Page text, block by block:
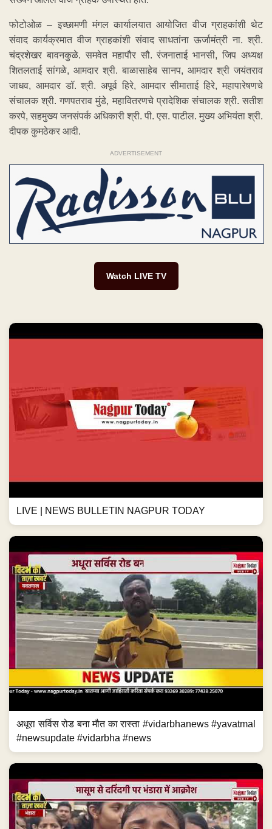
फोटोओळ – इच्छामणी मंगल कार्यालयात आयोजित वीज ग्राहकांशी थेट
संवाद कार्यक्रमात वीज ग्राहकांशी संवाद साधतांना ऊर्जामंत्री ना. श्री.
चंद्रशेखर बावनकुळे. समवेत महापौर सौ. रंजनाताई भानसी, जिप अध्यक्ष
शितलताई सांगळे, आमदार श्री. बाळासाहेब सानप, आमदार श्री जयंतराव
जाधव, आमदार डॉ. श्री. अपूर्व हिरे, आमदार सीमाताई हिरे, महापारेषणचे
संचालक श्री. गणपतराव मुंडे, महावितरणचे प्रादेशिक संचालक श्री. सतीश
करपे, सहमुख्य जनसंपर्क अधिकारी श्री. पी. एस. पाटील. मुख्य अभियंता श्री.
दीपक कुमठेकर आदी.
ADVERTISEMENT
Watch LIVE TV
LIVE | NEWS BULLETIN NAGPUR TODAY
अधूरा सर्विस रोड बना मौत का रास्ता #vidarbhanews #yavatmal
#newsupdate #vidarbha #news